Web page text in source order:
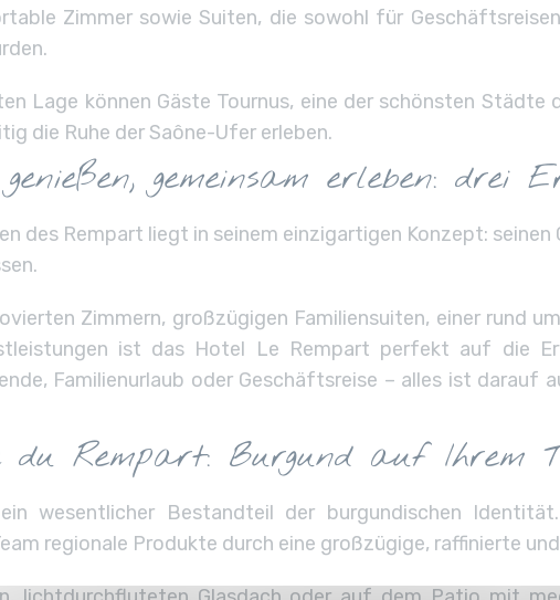
Zimmer sowie Suiten, die sowohl für
Lage können Gäste Tournus, eine der schönsten
die Ruhe der Saône-Ufer erleben.
gemeinsam erleben: drei
des Rempart liegt in seinem einzigartigen Konzept:
Zimmern, großzügigen Familiensuiten, einer rund
ist das Hotel Le Rempart perfekt auf die
Familienurlaub oder Geschäftsreise – alles ist darauf
du Rempart: Burgund auf Ihrem
wesentlicher Bestandteil der burgundischen
regionale Produkte durch eine großzügige, raffinierte